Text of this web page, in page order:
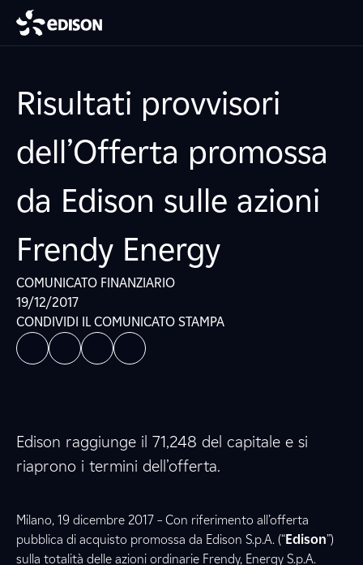
Risultati provvisori
dell’Offerta promossa
da Edison sulle azioni
Frendy Energy
COMUNICATO FINANZIARIO
19/12/2017
CONDIVIDI IL COMUNICATO STAMPA
Edison raggiunge il 71,248 del capitale e si
riaprono i termini dell’offerta.
Milano, 19 dicembre 2017 – Con riferimento all’offerta
pubblica di acquisto promossa da Edison S.p.A. (“Edison”)
sulla totalità delle azioni ordinarie Frendy, Energy S.p.A.